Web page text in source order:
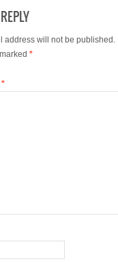
address will not be published.
*
*